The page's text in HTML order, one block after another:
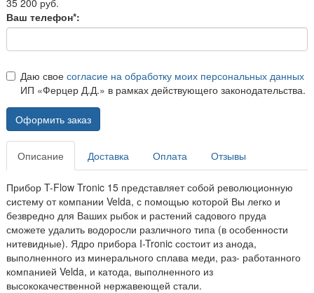
Ваш телефон*:
Даю свое согласие на обработку моих персональных данных
ИП «Ферцер Д.Д.» в рамках действующего законодательства.
Оформить заказ
Описание Доставка Оплата Отзывы
Прибор T-Flow Tronic 15 представляет собой революционную
систему от компании Velda, с помощью которой Вы легко и
безвредно для Ваших рыбок и растений садового пруда
сможете удалить водоросли различного типа (в особенности
нитевидные). Ядро прибора I-Tronic состоит из анода,
выполненного из минерального сплава меди, раз- работанного
компанией Velda, и катода, выполненного из
высококачественной нержавеющей стали.